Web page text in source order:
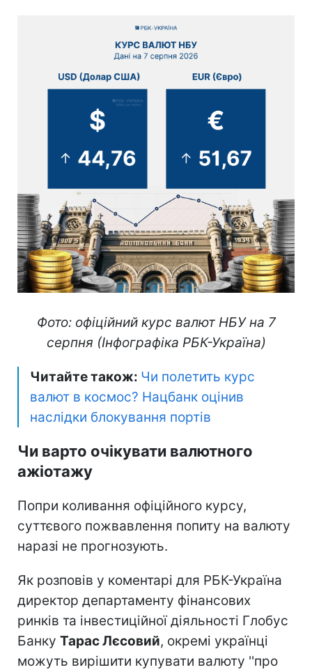
Фото: офіційний курс валют НБУ на 7
серпня (Інфографіка РБК-Україна)
Читайте також: Чи полетить курс
валют в космос? Нацбанк оцінив
наслідки блокування портів
Чи варто очікувати валютного
ажіотажу
Попри коливання офіційного курсу,
суттєвого пожвавлення попиту на валюту
наразі не прогнозують.
Як розповів у коментарі для РБК-Україна
директор департаменту фінансових
ринків та інвестиційної діяльності Глобус
Банку Тарас Лєсовий, окремі українці
можуть вирішити купувати валюту ''про